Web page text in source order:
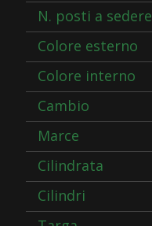
N. posti a sedere
Colore esterno
Colore interno
Cambio
Marce
Cilindrata
Cilindri